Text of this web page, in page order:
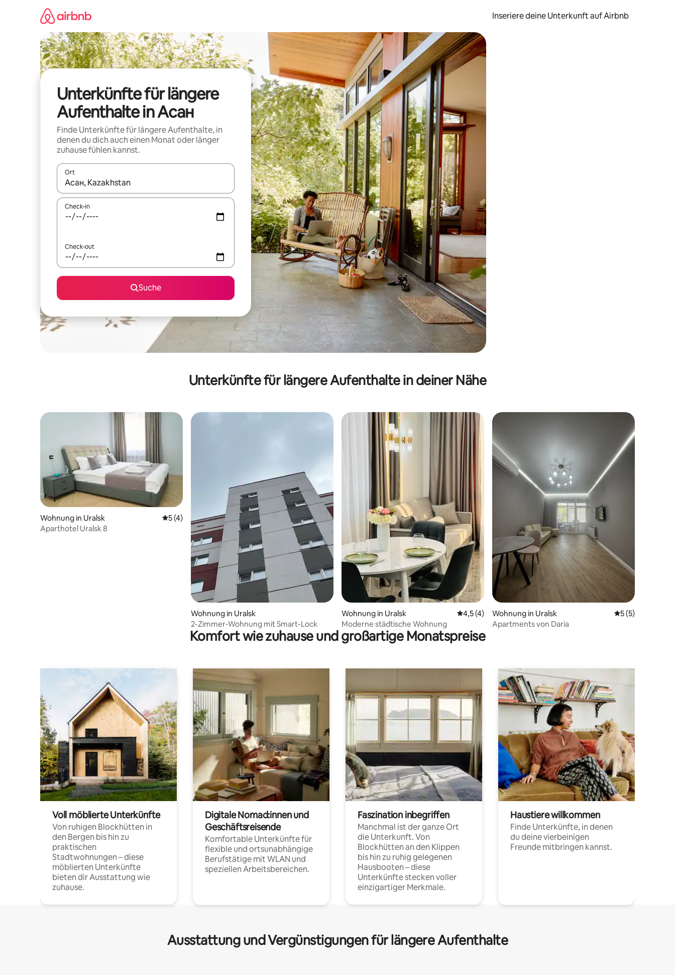
Inseriere deine Unterkunft auf Airbnb
Unterkünfte für längere
Aufenthalte in Асан
Finde Unterkünfte für längere Aufenthalte, in
denen du dich auch einen Monat oder länger
zuhause fühlen kannst.
Ort
Wenn Ergebnisse verfügbar sind, navigiere mit den Pfeiltasten nach oben und unten oder erkunde die Ergebnisse durch Berühren oder Wischgesten.
Check-in
Check-out
Suche
Unterkünfte für längere Aufenthalte in deiner Nähe
Wohnung in Uralsk Durchschnittliche Bewertung: 5 von 5, 4 Bewertungen
5 (4)
Aparthotel Uralsk 8
Wohnung in Uralsk
2-Zimmer-Wohnung mit Smart-Lock
Wohnung in Uralsk Durchschnittliche Bewertung: 4,5 von 5, 4 Bewertungen
4,5 (4)
Moderne städtische Wohnung
Wohnung in Uralsk
5 (5)
Apartments von Daria
Komfort wie zuhause und großartige Monatspreise
Voll möblierte Unterkünfte
Von ruhigen Blockhütten in
den Bergen bis hin zu
praktischen
Stadtwohnungen – diese
möblierten Unterkünfte
bieten dir Ausstattung wie
zuhause.
Digitale Nomad:innen und
Geschäftsreisende
Komfortable Unterkünfte für
flexible und ortsunabhängige
Berufstätige mit WLAN und
speziellen Arbeitsbereichen.
Faszination inbegriffen
Manchmal ist der ganze Ort
die Unterkunft. Von
Blockhütten an den Klippen
bis hin zu ruhig gelegenen
Hausbooten – diese
Unterkünfte stecken voller
einzigartiger Merkmale.
Haustiere willkommen
Finde Unterkünfte, in denen
du deine vierbeinigen
Freunde mitbringen kannst.
Ausstattung und Vergünstigungen für längere Aufenthalte